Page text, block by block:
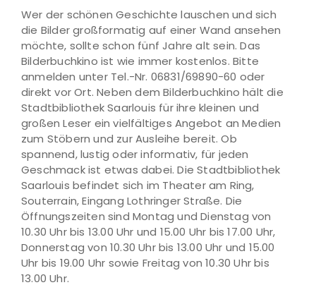
Wer der schönen Geschichte lauschen und sich
die Bilder großformatig auf einer Wand ansehen
möchte, sollte schon fünf Jahre alt sein. Das
Bilderbuchkino ist wie immer kostenlos. Bitte
anmelden unter Tel.-Nr. 06831/69890-60 oder
direkt vor Ort. Neben dem Bilderbuchkino hält die
Stadtbibliothek Saarlouis für ihre kleinen und
großen Leser ein vielfältiges Angebot an Medien
zum Stöbern und zur Ausleihe bereit. Ob
spannend, lustig oder informativ, für jeden
Geschmack ist etwas dabei. Die Stadtbibliothek
Saarlouis befindet sich im Theater am Ring,
Souterrain, Eingang Lothringer Straße. Die
Öffnungszeiten sind Montag und Dienstag von
10.30 Uhr bis 13.00 Uhr und 15.00 Uhr bis 17.00 Uhr,
Donnerstag von 10.30 Uhr bis 13.00 Uhr und 15.00
Uhr bis 19.00 Uhr sowie Freitag von 10.30 Uhr bis
13.00 Uhr.